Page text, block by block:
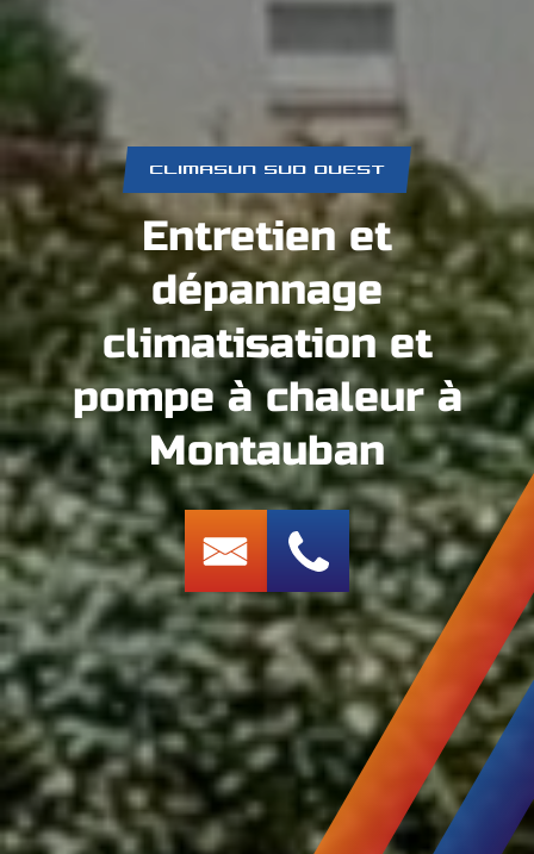
CLIMASUN SUD OUEST
Entretien et
dépannage
climatisation et
pompe à chaleur à
Montauban